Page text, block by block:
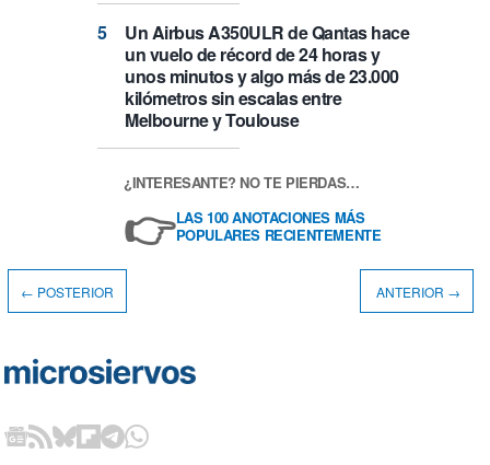
Un Airbus A350ULR de Qantas hace
un vuelo de récord de 24 horas y
unos minutos y algo más de 23.000
kilómetros sin escalas entre
Melbourne y Toulouse
¿INTERESANTE? NO TE PIERDAS…
👉LAS 100 ANOTACIONES MÁS
POPULARES RECIENTEMENTE
← POSTERIOR ANTERIOR →